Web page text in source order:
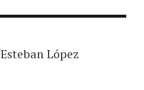
Esteban López